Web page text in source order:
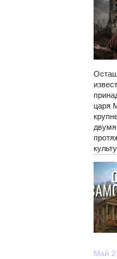
царя
Май